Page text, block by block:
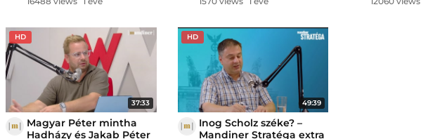
HD
37:33
Magyar Péter mintha
Hadházy és Jakab Péter
HD
49:39
Inog Scholz széke? –
Mandiner Stratéga extra